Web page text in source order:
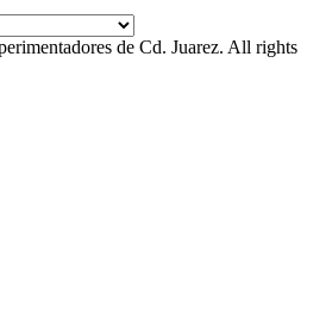
de Cd. Juarez. All rights